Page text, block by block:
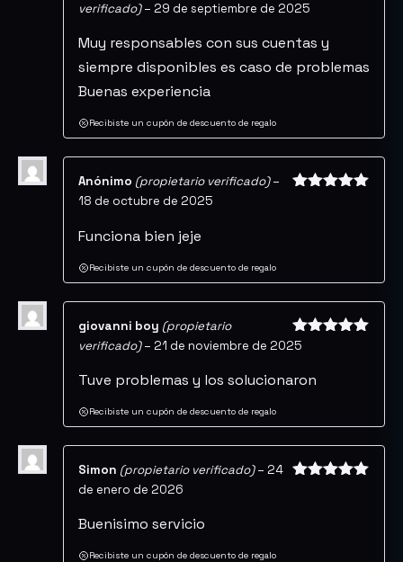
Valorado
verificado) – 29 de septiembre de 2025
Muy responsables con sus cuentas y
siempre disponibles es caso de problemas
Buenas experiencia
Recibiste un cupón de descuento de regalo
Anónimo (propietario verificado) –
18 de octubre de 2025
Funciona bien jeje
Recibiste un cupón de descuento de regalo
Valorado
giovanni boy (propietario
verificado) – 21 de noviembre de 2025
Tuve problemas y los solucionaron
Recibiste un cupón de descuento de regalo
Simon (propietario verificado) – 24
de enero de 2026
Buenisimo servicio
Recibiste un cupón de descuento de regalo